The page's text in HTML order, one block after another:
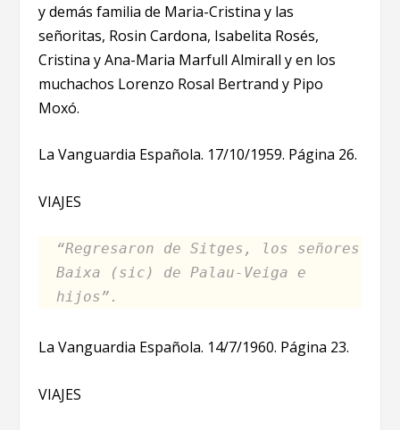
y demás familia de Maria-Cristina y las
señoritas, Rosin Cardona, Isabelita Rosés,
Cristina y Ana-Maria Marfull Almirall y en los
muchachos Lorenzo Rosal Bertrand y Pipo
Moxó.
La Vanguardia Española. 17/10/1959. Página 26.
VIAJES
“Regresaron de Sitges, los señores
Baixa (sic) de Palau-Veiga e
hijos”.
La Vanguardia Española. 14/7/1960. Página 23.
VIAJES